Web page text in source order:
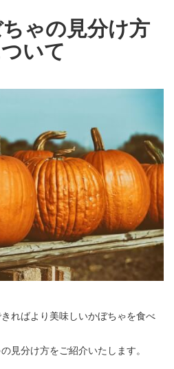
ゃの見分け方
いて
ればより美味しいかぼちゃを食べ
見分け方をご紹介いたします。